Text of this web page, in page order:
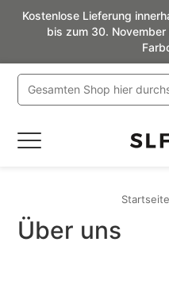
Kostenlose Lieferung
bis zum 30.
Navigation
Startseite
Über uns